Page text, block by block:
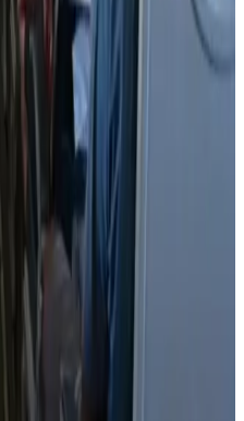
عالم الطيران
القطرية تعلن استئناف رحلاتها
الطيران في السعودية
06 أغسطس 2026